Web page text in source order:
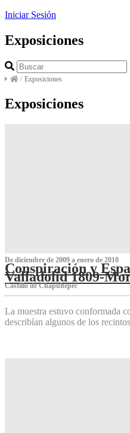
Iniciar Sesión
Exposiciones
/ Exposiciones
Exposiciones
De diciembre de 2009 a enero de 2010
Conspiración y
Valladolid 1809-
Castillo de Chapultepec
La muestra estuvo conformada
describían algunos de los